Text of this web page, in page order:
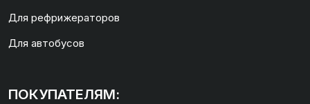
Для рефрижераторов
Для автобусов
ПОКУПАТЕЛЯМ: